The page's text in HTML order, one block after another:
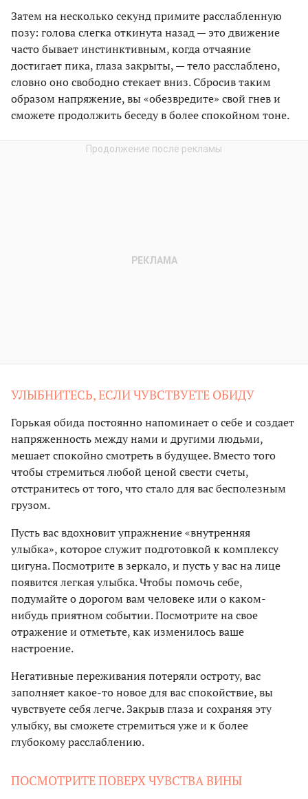
Затем на несколько секунд примите расслабленную
позу: голова слегка откинута назад — это движение
часто бывает инстинктивным, когда отчаяние
достигает пика, глаза закрыты, — тело расслаблено,
словно оно свободно стекает вниз. Сбросив таким
образом напряжение, вы «обезвредите» свой гнев и
сможете продолжить беседу в более спокойном тоне.
УЛЫБНИТЕСЬ, ЕСЛИ ЧУВСТВУЕТЕ ОБИДУ
Горькая обида постоянно напоминает о себе и создает
напряженность между нами и другими людьми,
мешает спокойно смотреть в будущее. Вместо того
чтобы стремиться любой ценой свести счеты,
отстранитесь от того, что стало для вас бесполезным
грузом.
Пусть вас вдохновит упражнение «внутренняя
улыбка», которое служит подготовкой к комплексу
цигуна. Посмотрите в зеркало, и пусть у вас на лице
появится легкая улыбка. Чтобы помочь себе,
подумайте о дорогом вам человеке или о каком-
нибудь приятном событии. Посмотрите на свое
отражение и отметьте, как изменилось ваше
настроение.
Негативные переживания потеряли остроту, вас
заполняет какое-то новое для вас спокойствие, вы
чувствуете себя легче. Закрыв глаза и сохраняя эту
улыбку, вы сможете стремиться уже и к более
глубокому расслаблению.
ПОСМОТРИТЕ ПОВЕРХ ЧУВСТВА ВИНЫ